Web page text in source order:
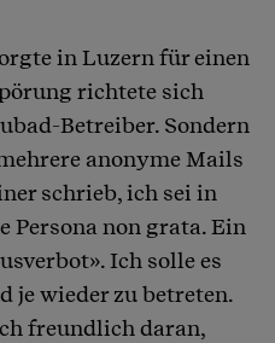
in Luzern für einen
richtete sich
Betreiber. Sondern
anonyme Mails
schrieb, ich sei in
Persona non grata. Ein
Ich solle es
je wieder zu betreten.
freundlich daran,